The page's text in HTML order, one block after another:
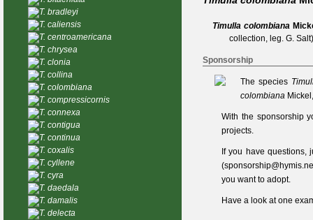
Timulla colombiana
collection, leg. G.
Sponsorship
The species
colombiana
With the sponsorship
projects.
If you have
(
you want to adopt.
Have a look at one
T. bradleyi
T. caliensis
T. centroamericana
T. chrysea
T. clonia
T. collina
T. colombiana
T. compressicornis
T. connexa
T. contigua
T. continua
T. coxalis
T. cyllene
T. cyra
T. daedala
T. damalis
T. delecta